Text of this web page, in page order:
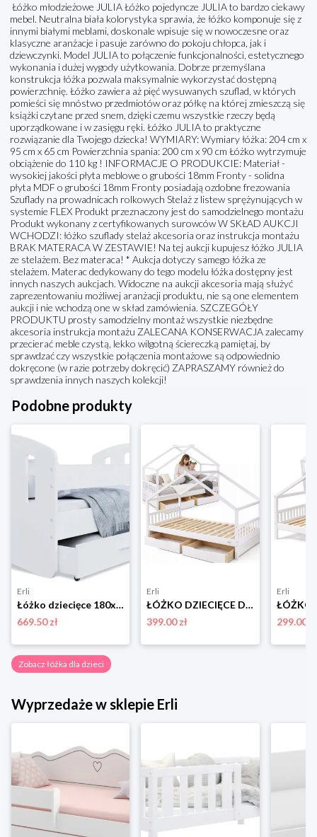
Łóżko młodzieżowe JULIA Łóżko pojedyncze JULIA to bardzo ciekawy
mebel. Neutralna biała kolorystyka sprawia, że łóżko komponuje się z
innymi białymi meblami, doskonale wpisuje się w nowoczesne oraz
klasyczne aranżacje i pasuje zarówno do pokoju chłopca, jak i
dziewczynki. Model JULIA to połączenie funkcjonalności, estetycznego
wykonania i dużej wygody użytkowania. Dobrze przemyślana
konstrukcja łóżka pozwala maksymalnie wykorzystać dostępną
powierzchnię. Łóżko zawiera aż pięć wysuwanych szuflad, w których
pomieści się mnóstwo przedmiotów oraz półkę na której zmieszczą się
książki czytane przed snem, dzięki czemu wszystkie rzeczy będą
uporządkowane i w zasięgu ręki. Łóżko JULIA to praktyczne
rozwiązanie dla Twojego dziecka! WYMIARY: Wymiary łóżka: 204 cm x
95 cm x 65 cm Powierzchnia spania: 200 cm x 90 cm Łóżko wytrzymuje
obciążenie do 110 kg ! INFORMACJE O PRODUKCIE: Materiał -
wysokiej jakości płyta meblowe o grubości 18mm Fronty - solidna
płyta MDF o grubości 18mm Fronty posiadają ozdobne frezowania
Szuflady na prowadnicach rolkowych Stelaż z listew sprężynujących w
systemie FLEX Produkt przeznaczony jest do samodzielnego montażu
Produkt wykonany z certyfikowanych surowców W SKŁAD AUKCJI
WCHODZI: łóżko szuflady stelaż akcesoria oraz instrukcja montażu
BRAK MATERACA W ZESTAWIE! Na tej aukcji kupujesz łóżko JULIA
ze stelażem. Bez materaca! * Aukcja dotyczy samego łóżka ze
stelażem. Materac dedykowany do tego modelu łóżka dostępny jest
innych naszych aukcjach. Widoczne na aukcji akcesoria mają służyć
zaprezentowaniu możliwej aranżacji produktu, nie są one elementem
aukcji i nie wchodzą one w skład zamówienia. SZCZEGÓŁY
PRODUKTU prosty samodzielny montaż wszystkie niezbędne
akcesoria instrukcja montażu ZALECANA KONSERWACJA zalecamy
przecierać meble czystą, lekko wilgotną ściereczką pamiętaj, by
sprawdzać czy wszystkie połączenia montażowe są odpowiednio
dokręcone (w razie potrzeby dokręcić) ZAPRASZAMY również do
sprawdzenia innych naszych kolekcji!
Podobne produkty
Erli
Łóżko dziecięce 180x90 białe + materac HAPPY
669.50 zł
Erli
ŁÓŻKO DZIECIĘCE DREWNIANE 200x90 HELIA DOMEK 90x200 + STELAŻ + SZUFLADY
399.00 zł
Erli
299.00 zł
Zobacz łóżka dla dzieci
Wyprzedaże w sklepie Erli